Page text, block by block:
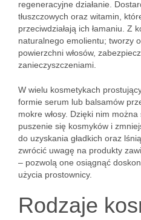
regeneracyjne działanie.
tłuszczowych oraz witamin,
przeciwdziałają ich łamaniu. Z
naturalnego emolientu; tworzy
powierzchni włosów,
zanieczyszczeniami.
W wielu kosmetykach
formie serum lub balsamów
mokre włosy. Dzięki nim
puszenie się kosmyków i
do uzyskania gładkich oraz
zwrócić uwagę na produkty
– pozwolą one osiągnąć
użycia prostownicy.
Rodzaje